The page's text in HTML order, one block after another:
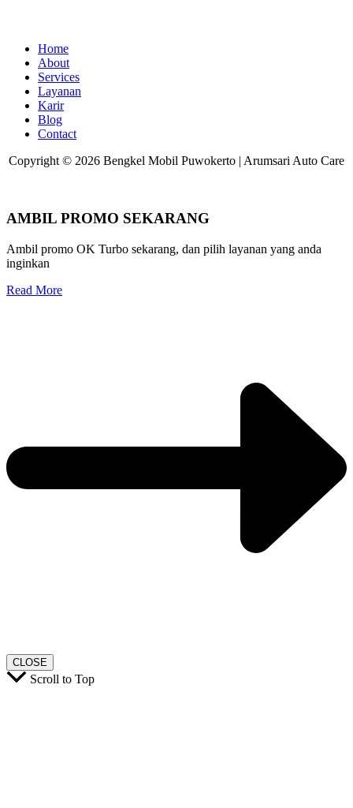
Home
About
Services
Layanan
Karir
Blog
Contact
Copyright © 2026 Bengkel Mobil Puwokerto | Arumsari Auto Care
AMBIL PROMO SEKARANG
Ambil promo OK Turbo sekarang, dan pilih layanan yang anda
inginkan
Read More
CLOSE
Scroll to Top